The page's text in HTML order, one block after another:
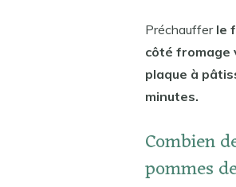
Préchauffer le
côté fromage
plaque à
minutes.
Combien
pommes